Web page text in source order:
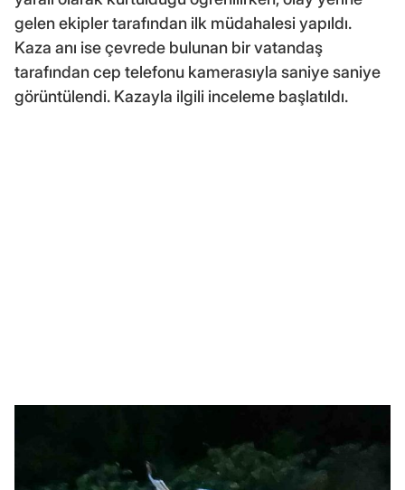
gelen ekipler tarafından ilk müdahalesi yapıldı.
Kaza anı ise çevrede bulunan bir vatandaş
tarafından cep telefonu kamerasıyla saniye saniye
görüntülendi. Kazayla ilgili inceleme başlatıldı.